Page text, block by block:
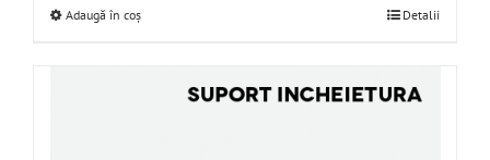
Adaugă în coș Detalii